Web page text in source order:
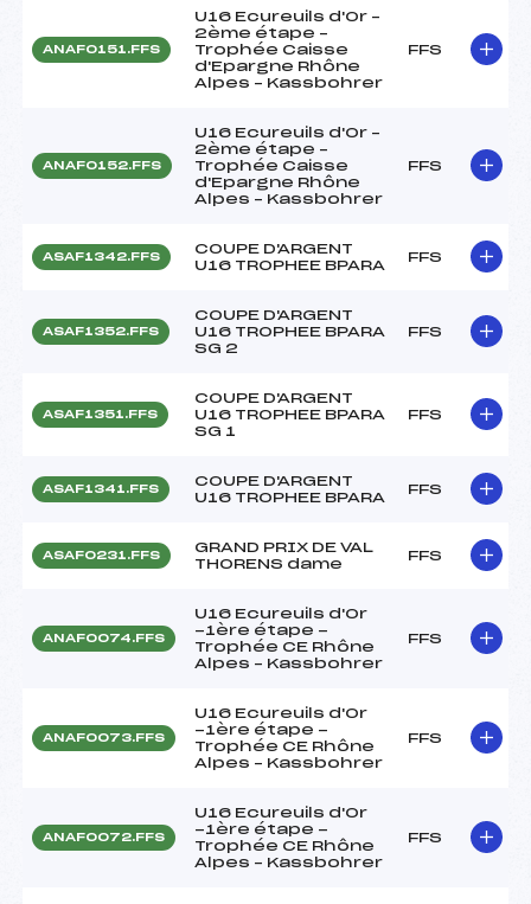
ANAF0151.FFS
U16 Ecureuils d'Or –
2ème étape –
Trophée Caisse
d'Epargne Rhône
Alpes – Kassbohrer
FFS
ANAF0152.FFS
U16 Ecureuils d'Or –
2ème étape –
Trophée Caisse
d'Epargne Rhône
Alpes – Kassbohrer
FFS
ASAF1342.FFS
COUPE D'ARGENT
U16 TROPHEE BPARA
FFS
ASAF1352.FFS
COUPE D'ARGENT
U16 TROPHEE BPARA
SG 2
FFS
ASAF1351.FFS
COUPE D'ARGENT
U16 TROPHEE BPARA
SG 1
FFS
ASAF1341.FFS
COUPE D'ARGENT
U16 TROPHEE BPARA
FFS
ASAF0231.FFS
GRAND PRIX DE VAL
THORENS dame
FFS
ANAF0074.FFS
U16 Ecureuils d'Or
-1ère étape -
Trophée CE Rhône
Alpes – Kassbohrer
FFS
ANAF0073.FFS
U16 Ecureuils d'Or
-1ère étape -
Trophée CE Rhône
Alpes – Kassbohrer
FFS
ANAF0072.FFS
U16 Ecureuils d'Or
-1ère étape -
Trophée CE Rhône
Alpes – Kassbohrer
FFS